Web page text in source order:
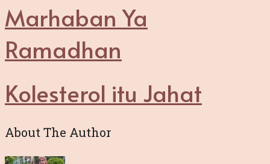
Marhaban Ya
Ramadhan
Kolesterol itu Jahat
About The Author